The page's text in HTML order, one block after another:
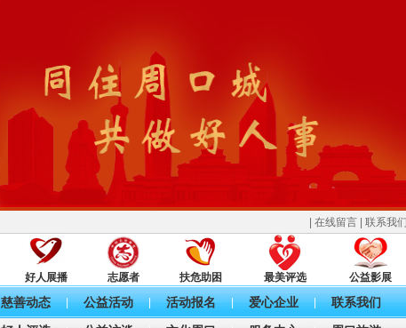
在线留言 联系我们
好人展播 志愿者 扶危助困 最美评选 公益影展
慈善动态 | 公益活动 | 活动报名 | 爱心企业 |
联系我们